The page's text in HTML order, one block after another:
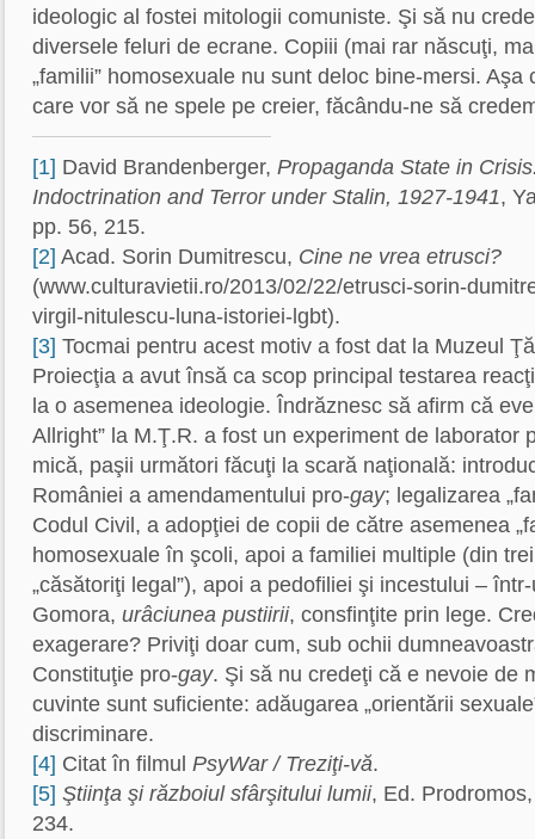
ideologic al fostei mitologii comuniste. Şi să nu
diversele feluri de ecrane. Copiii (mai rar născuţi,
„familii” homosexuale nu sunt deloc bine-mersi. Aşa
care vor să ne spele pe creier, făcându-ne să
[1] David Brandenberger, Propaganda State in
Indoctrination and Terror under Stalin, 1927-1941,
pp. 56, 215.
[2] Acad. Sorin Dumitrescu, Cine ne vrea etrusci?
(www.culturavietii.ro/2013/02/22/etrusci-sorin-
virgil-nitulescu-luna-istoriei-lgbt).
[3] Tocmai pentru acest motiv a fost dat la Muzeul
Proiecţia a avut însă ca scop principal testarea
la o asemenea ideologie. Îndrăznesc să afirm că
Allright” la M.Ţ.R. a fost un experiment de laborator
mică, paşii următori făcuţi la scară naţională:
României a amendamentului pro-gay; legalizarea
Codul Civil, a adopţiei de copii de către asemenea
homosexuale în şcoli, apoi a familiei multiple (din
„căsătoriţi legal”), apoi a pedofiliei şi incestului –
Gomora, urâciunea pustiirii, consfinţite prin lege.
exagerare? Priviţi doar cum, sub ochii
Constituţie pro-gay. Şi să nu credeţi că e nevoie de
cuvinte sunt suficiente: adăugarea „orientării
discriminare.
[4] Citat în filmul PsyWar / Treziţi-vă.
[5] Ştiinţa şi războiul sfârşitului lumii, Ed.
234.